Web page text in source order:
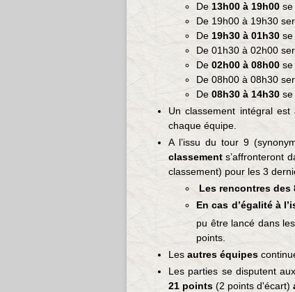
De 13h00 à 19h00 se
De 19h00 à 19h30
De 19h30 à 01h30 se
De 01h30 à 02h00
De 02h00 à 08h00 se
De 08h00 à 08h30
De 08h30 à 14h30 se
Un classement intégral
chaque équipe.
A l’issu du tour 9
classement s’affronteront
classement) pour les 3
Les rencontres des
En cas d’égalité à
pu être lancé dans
points.
Les autres équipes
Les parties se disputent
21 points (2 points d'écart)